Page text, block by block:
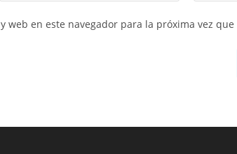
web en este navegador para la próxima vez que